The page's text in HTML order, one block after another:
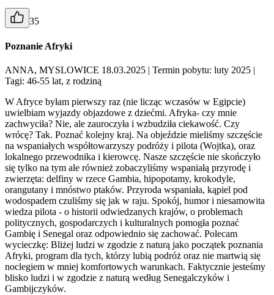
35
Poznanie Afryki
ANNA, MYSLOWICE 18.03.2025 | Termin pobytu: luty 2025 |
Tagi: 46-55 lat, z rodziną
W Afryce byłam pierwszy raz (nie licząc wczasów w Egipcie)
uwielbiam wyjazdy objazdowe z dziećmi. Afryka- czy mnie
zachwyciła? Nie, ale zauroczyła i wzbudziła ciekawość. Czy
wrócę? Tak. Poznać kolejny kraj. Na objeździe mieliśmy szczęście
na wspaniałych współtowarzyszy podróży i pilota (Wojtka), oraz
lokalnego przewodnika i kierowcę. Nasze szczęście nie skończyło
się tylko na tym ale również zobaczyliśmy wspaniałą przyrodę i
zwierzęta: delfiny w rzece Gambia, hipopotamy, krokodyle,
orangutany i mnóstwo ptaków. Przyroda wspaniała, kąpiel pod
wodospadem czuliśmy się jak w raju. Spokój, humor i niesamowita
wiedza pilota - o historii odwiedzanych krajów, o problemach
politycznych, gospodarczych i kulturalnych pomogła poznać
Gambię i Senegal oraz odpowiednio się zachować. Polecam
wycieczkę: Bliżej ludzi w zgodzie z naturą jako początek poznania
Afryki, program dla tych, którzy lubią podróż oraz nie martwią się
noclegiem w mniej komfortowych warunkach. Faktycznie jesteśmy
blisko ludzi i w zgodzie z naturą według Senegalczyków i
Gambijczyków.